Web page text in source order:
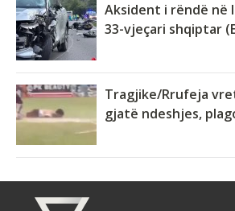
Aksident i rëndë në
33-vjeçari shqiptar
Tragjike/Rrufeja
gjatë ndeshjes,